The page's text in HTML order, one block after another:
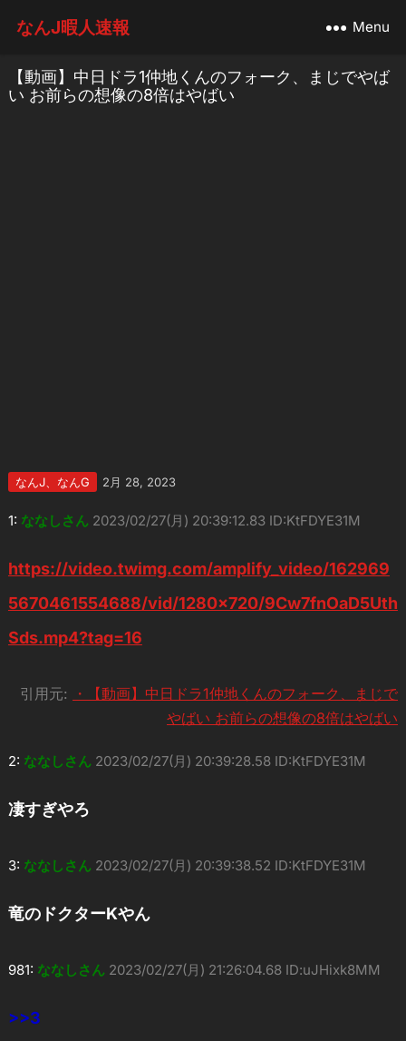
なんJ暇人速報 Menu
【動画】中日ドラ1仲地くんのフォーク、まじでやば
い お前らの想像の8倍はやばい
なんJ、なんG 2月 28, 2023
1: ななしさん 2023/02/27(月) 20:39:12.83 ID:KtFDYE31M
https://video.twimg.com/amplify_video/162969
5670461554688/vid/1280×720/9Cw7fnOaD5Uth
Sds.mp4?tag=16
引用元:
・【動画】中日ドラ1仲地くんのフォーク、まじで
やばい お前らの想像の8倍はやばい
2: ななしさん 2023/02/27(月) 20:39:28.58 ID:KtFDYE31M
凄すぎやろ
3: ななしさん 2023/02/27(月) 20:39:38.52 ID:KtFDYE31M
竜のドクターKやん
981: ななしさん 2023/02/27(月) 21:26:04.68 ID:uJHixk8MM
>>3